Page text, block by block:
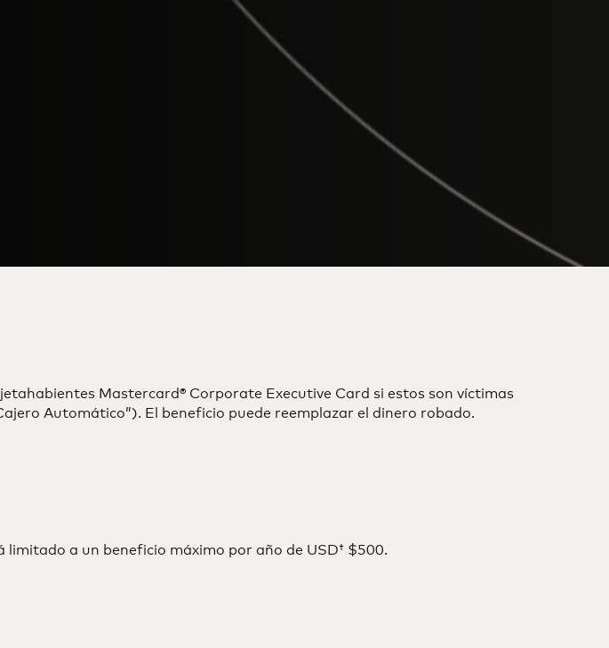
Mastercard® Corporate Executive Card si estos son víctimas
Automático”). El beneficio puede reemplazar el dinero robado.
a un beneficio máximo por año de USD† $500.